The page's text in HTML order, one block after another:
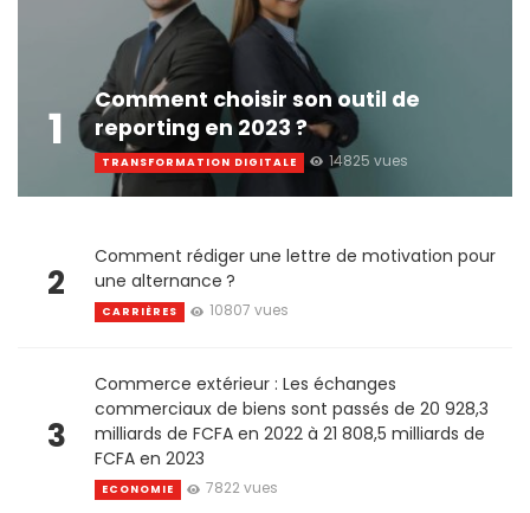
1
Comment choisir son outil de
reporting en 2023 ?
TRANSFORMATION DIGITALE 14825 vues
2
Comment rédiger une lettre de motivation pour
une alternance ?
CARRIÈRES 10807 vues
3
Commerce extérieur : Les échanges
commerciaux de biens sont passés de 20 928,3
milliards de FCFA en 2022 à 21 808,5 milliards de
FCFA en 2023
ECONOMIE 7822 vues